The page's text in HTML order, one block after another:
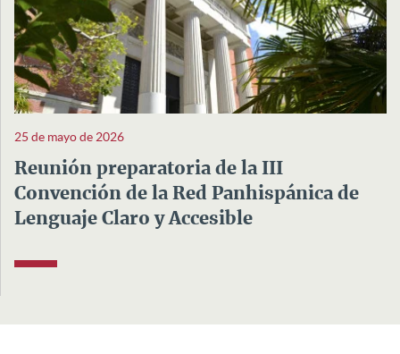
25 de mayo de 2026
Reunión preparatoria de la III
Convención de la Red Panhispánica de
Lenguaje Claro y Accesible